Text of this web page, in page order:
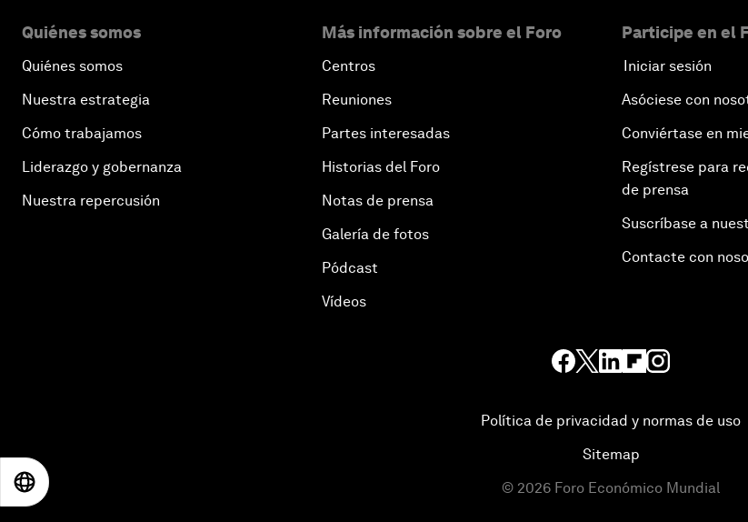
90%
Quiénes somos
Quiénes somos
Nuestra estrategia
Cómo trabajamos
Liderazgo y gobernanza
Nuestra repercusión
Más información sobre el Foro
Centros
Reuniones
Partes interesadas
Historias del Foro
Notas de prensa
Galería de fotos
Pódcast
Vídeos
Participe en el
Iniciar sesión
Asóciese con
Conviértase en
Regístrese para
de prensa
Suscríbase a
Contacte con
Política de privacidad y normas de uso
Sitemap
© 2026 Foro Económico Mundial